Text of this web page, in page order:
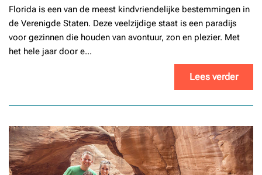
Florida is een van de meest kindvriendelijke bestemmingen in
de Verenigde Staten. Deze veelzijdige staat is een paradijs
voor gezinnen die houden van avontuur, zon en plezier. Met
het hele jaar door e...
Lees verder